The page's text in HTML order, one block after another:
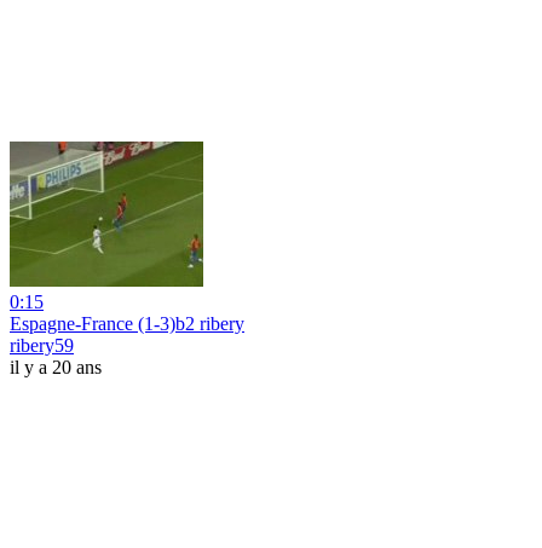
0:15
Espagne-France (1-3)b2 ribery
ribery59
il y a 20 ans